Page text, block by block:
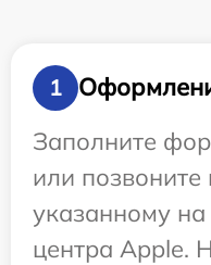
1
Заполните
или
указанному на
центра Apple.